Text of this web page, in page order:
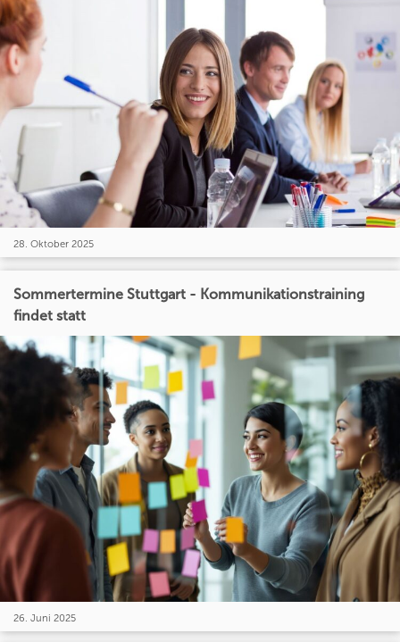
28. Oktober 2025
Sommertermine Stuttgart - Kommunikationstraining
findet statt
26. Juni 2025